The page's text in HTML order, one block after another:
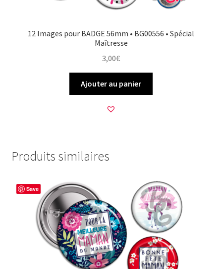
12 Images pour BADGE 56mm • BG00556 • Spécial
Maîtresse
3,00€
Ajouter au panier
Produits similaires
Save